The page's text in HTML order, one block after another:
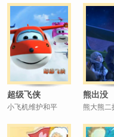
超级飞侠
小飞机维护和平
熊出没
熊大熊二